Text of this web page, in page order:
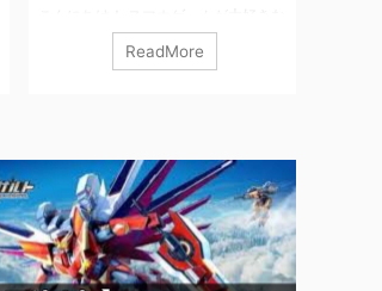
カルマです。 今回は、文明が崩壊した
終末世界を舞台にしたダークファンタ
序盤攻略について解説していきます！
※本記事はプロモーションを含みます。
ダウンロードはコチラ！ 終境シンフォ
ニー Six Waves Inc.無料posted withア
プリーチ 【『突終境シンフォニー 崩壊
と再生の記憶』はこんな人におすす
ReadMore